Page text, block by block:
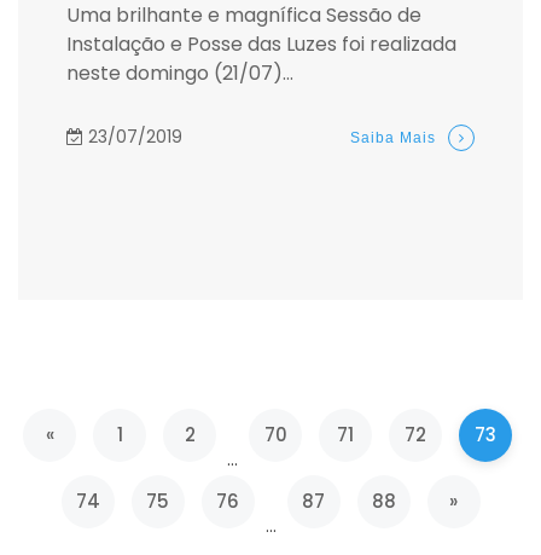
Uma brilhante e magnífica Sessão de
Instalação e Posse das Luzes foi realizada
neste domingo (21/07)...
23/07/2019 Saiba Mais
«Anterior1 2
...
70 71 72 73
74 75 76
...
87 88 »Próxima